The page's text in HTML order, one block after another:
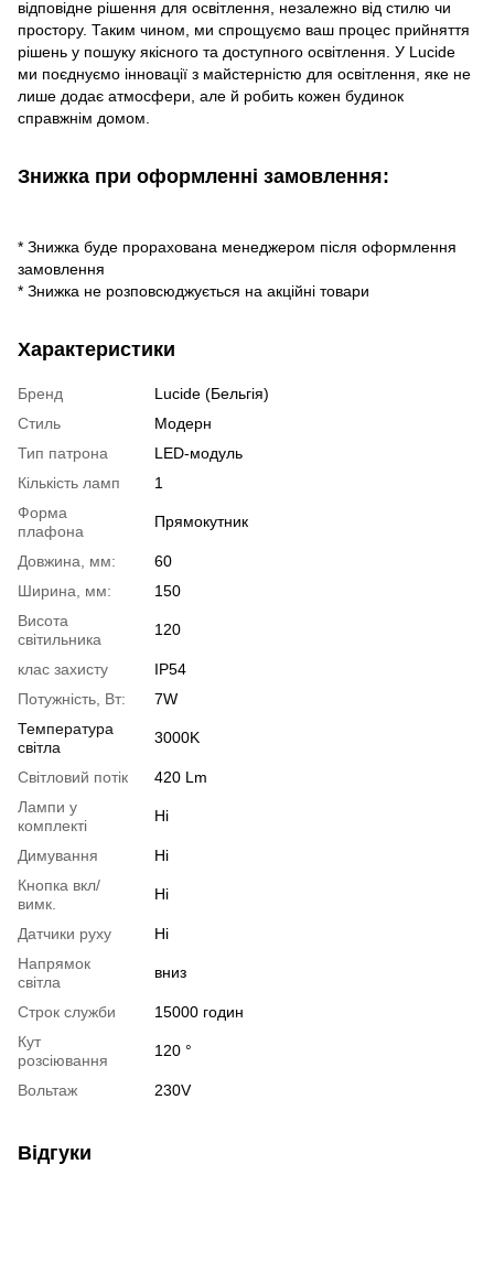
відповідне рішення для освітлення, незалежно від стилю чи
простору. Таким чином, ми спрощуємо ваш процес прийняття
рішень у пошуку якісного та доступного освітлення. У Lucide
ми поєднуємо інновації з майстерністю для освітлення, яке не
лише додає атмосфери, але й робить кожен будинок
справжнім домом.
Знижка при оформленні замовлення:
* Знижка буде прорахована менеджером після оформлення
замовлення
* Знижка не розповсюджується на акційні товари
Характеристики
Бренд
Lucide (Бельгія)
Стиль
Модерн
Тип патрона
LED-модуль
Кількість ламп
1
Форма
плафона
Прямокутник
Довжина, мм:
60
Ширина, мм:
150
Висота
світильника
120
клас захисту
IP54
Потужність, Вт:
7W
Температура
світла
3000K
Світловий потік
420 Lm
Лампи у
комплекті
Ні
Димування
Ні
Кнопка вкл/
вимк.
Ні
Датчики руху
Ні
Напрямок
світла
вниз
Строк служби
15000 годин
Кут
розсіювання
120 °
Вольтаж 230V
Відгуки